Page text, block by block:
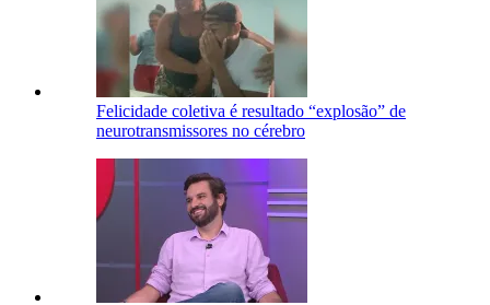
Felicidade coletiva é resultado “explosão” de
neurotransmissores no cérebro